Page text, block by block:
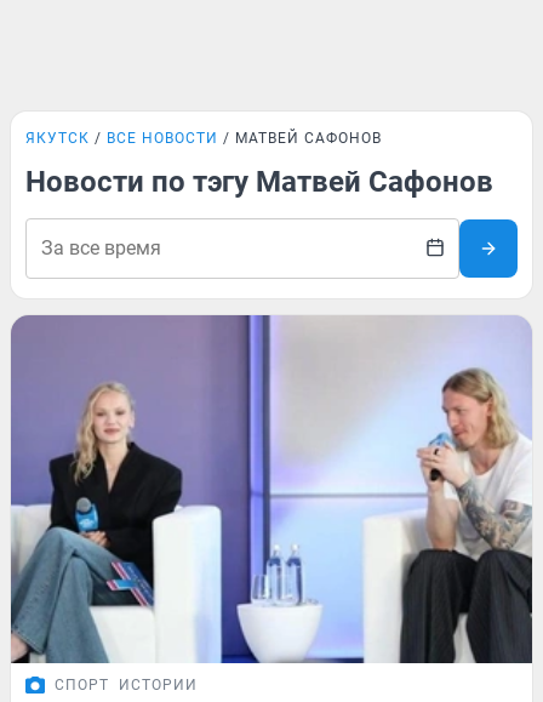
ЯКУТСК ВСЕ НОВОСТИ МАТВЕЙ САФОНОВ
Новости по тэгу Матвей Сафонов
СПОРТ ИСТОРИИ